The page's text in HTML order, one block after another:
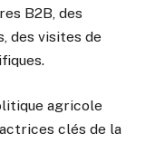
B2B, des
des visites de
agricole
clés de la